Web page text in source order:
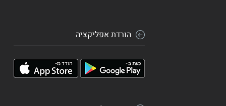
הורדת אפליקציה